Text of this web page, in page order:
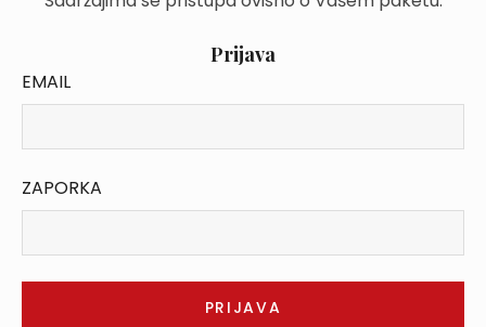
Prijava
EMAIL
ZAPORKA